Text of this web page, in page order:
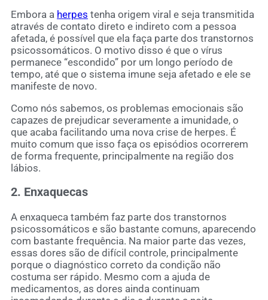
Embora a herpes tenha origem viral e seja transmitida
através de contato direto e indireto com a pessoa
afetada, é possível que ela faça parte dos transtornos
psicossomáticos. O motivo disso é que o vírus
permanece “escondido” por um longo período de
tempo, até que o sistema imune seja afetado e ele se
manifeste de novo.
Como nós sabemos, os problemas emocionais são
capazes de prejudicar severamente a imunidade, o
que acaba facilitando uma nova crise de herpes. É
muito comum que isso faça os episódios ocorrerem
de forma frequente, principalmente na região dos
lábios.
2. Enxaquecas
A enxaqueca também faz parte dos transtornos
psicossomáticos e são bastante comuns, aparecendo
com bastante frequência. Na maior parte das vezes,
essas dores são de difícil controle, principalmente
porque o diagnóstico correto da condição não
costuma ser rápido. Mesmo com a ajuda de
medicamentos, as dores ainda continuam